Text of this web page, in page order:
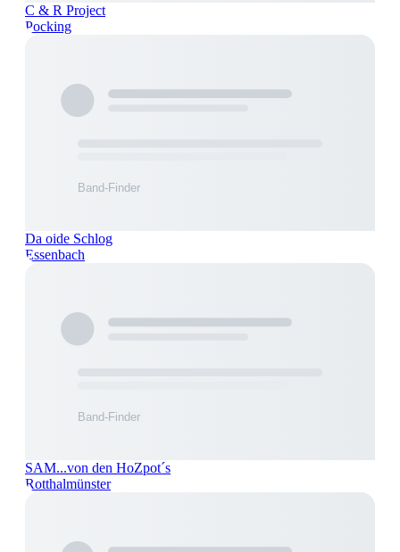
C & R Project
Pocking
Da oide Schlog
Essenbach
SAM...von den HoZpot´s
Rotthalmünster